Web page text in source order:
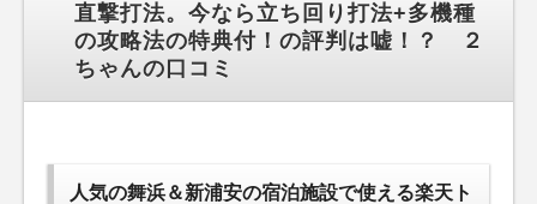
直撃打法。今なら立ち回り打法+多機種
の攻略法の特典付！の評判は嘘！？ ２
ちゃんの口コミ
人気の舞浜＆新浦安の宿泊施設で使える楽天ト